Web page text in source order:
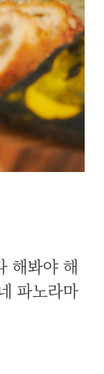
해봐야 해
파노라마